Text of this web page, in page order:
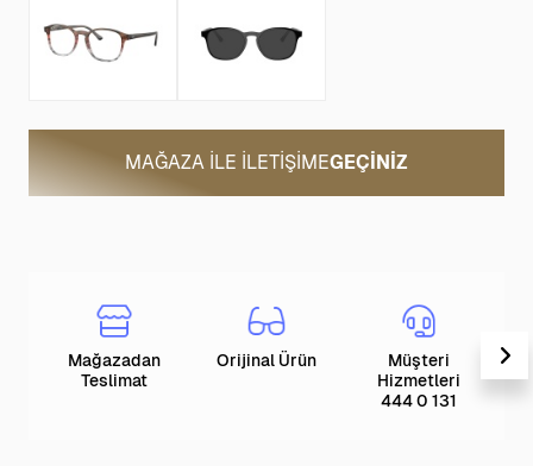
MAĞAZA ILE İLETIŞIMEGEÇINIZ
Mağazadan
Teslimat
Orijinal Ürün
Müşteri
Hizmetleri
444 0 131